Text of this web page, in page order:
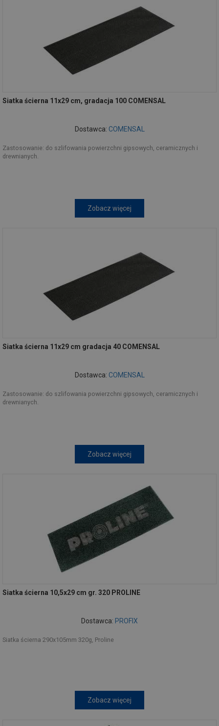
Siatka ścierna 11x29 cm, gradacja 100 COMENSAL
Dostawca: COMENSAL
Zastosowanie: do szlifowania powierzchni gipsowych, ceramicznych i
drewnianych.
Zobacz więcej
Siatka ścierna 11x29 cm gradacja 40 COMENSAL
Dostawca: COMENSAL
Zastosowanie: do szlifowania powierzchni gipsowych, ceramicznych i
drewnianych.
Zobacz więcej
Siatka ścierna 10,5x29 cm gr. 320 PROLINE
Dostawca: PROFIX
Siatka ścierna 290x105mm 320g, Proline
Zobacz więcej